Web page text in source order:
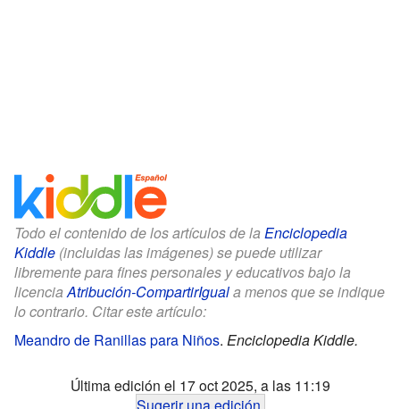
Todo el contenido de los artículos de la Enciclopedia
Kiddle (incluidas las imágenes) se puede utilizar
libremente para fines personales y educativos bajo la
licenciaAtribución-CompartirIguala menos que se indique
lo contrario. Citar este artículo:
Meandro de Ranillas para Niños. Enciclopedia Kiddle.
Última edición el 17 oct 2025, a las 11:19
Sugerir una edición